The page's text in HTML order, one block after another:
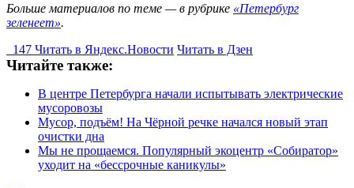
Больше материалов по теме — в рубрике «Петербург
зеленеет».
147 Читать в Яндекс.Новости Читать в Дзен
Читайте также:
В центре Петербурга начали испытывать электрические
мусоровозы
Мусор, подъём! На Чёрной речке начался новый этап
очистки дна
Мы не прощаемся. Популярный экоцентр «Собиратор»
уходит на «бессрочные каникулы»